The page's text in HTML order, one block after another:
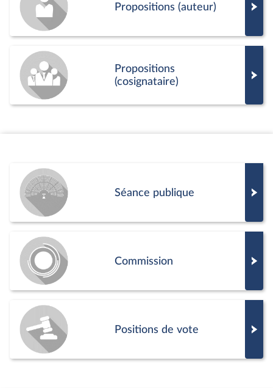
Propositions (auteur)
Propositions
(cosignataire)
Séance publique
Commission
Positions de vote